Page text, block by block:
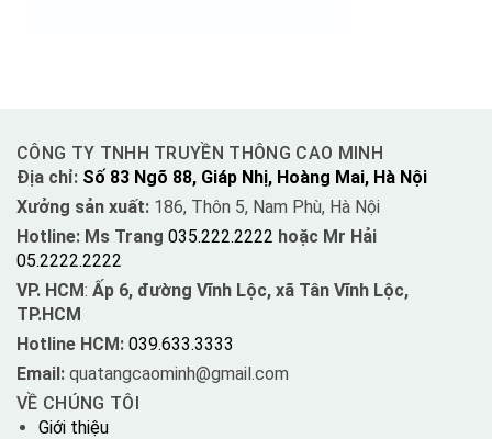
CÔNG TY TNHH TRUYỀN THÔNG CAO MINH
Địa chỉ: Số 83 Ngõ 88, Giáp Nhị, Hoàng Mai, Hà Nội
Xưởng sản xuất: 186, Thôn 5, Nam Phù, Hà Nội
Hotline: Ms Trang 035.222.2222 hoặc Mr Hải
05.2222.2222
VP. HCM: Ấp 6, đường Vĩnh Lộc, xã Tân Vĩnh Lộc,
TP.HCM
Hotline HCM: 039.633.3333
Email: quatangcaominh@gmail.com
VỀ CHÚNG TÔI
Giới thiệu